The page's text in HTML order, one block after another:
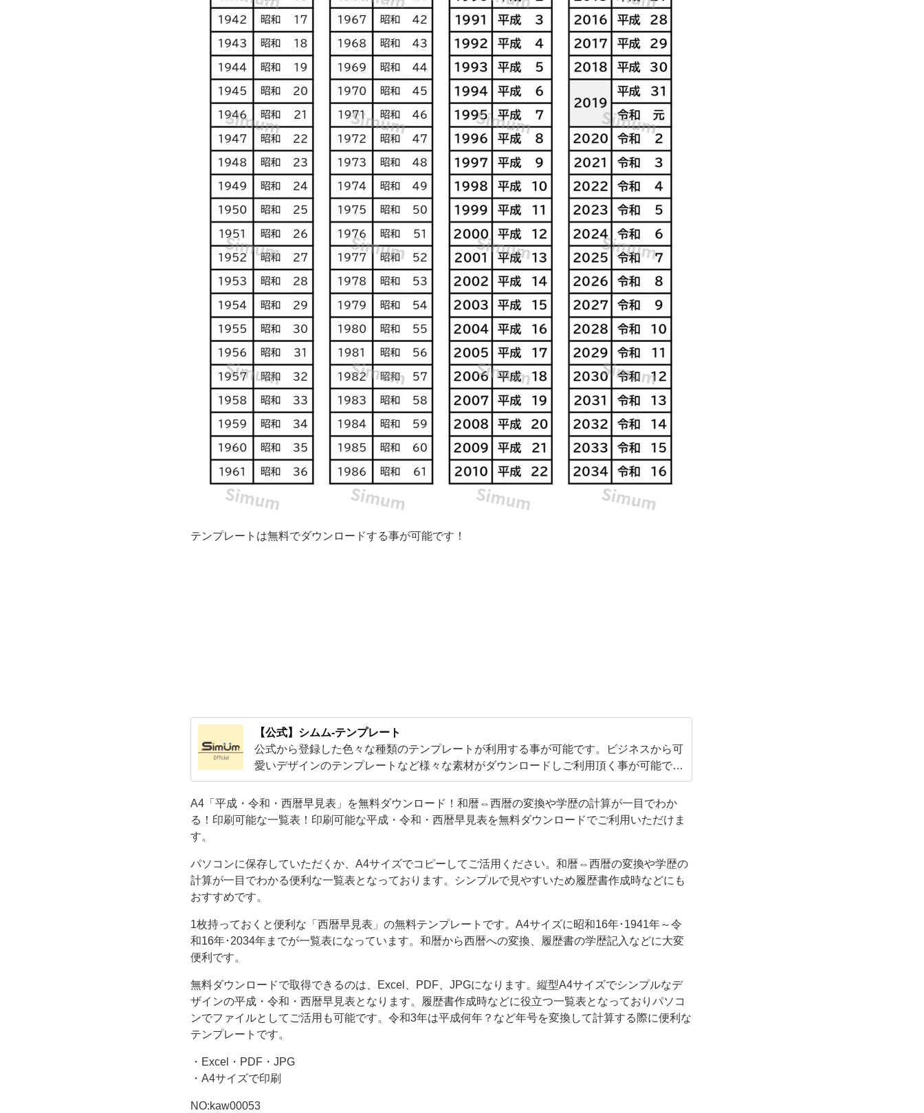
ダ
ウ
ン
ー
ド！
和
暦
西
暦
の
変
換
や
歴
一
目
で
わ
か
る！
印
刷
可
能
な
一
覧
テンプレートは無料でダウンロードする事が可能です！
【公式】シムム-テンプレート
公式から登録した色々な種類のテンプレートが利用する事が可能です。ビジネスから可
愛いデザインのテンプレートなど様々な素材がダウンロードしご利用頂く事が可能で
す！ExcelやWord・PDFとJPGなどA4サイズで気軽に使える素材がメインです。
A4「平成・令和・西暦早見表」を無料ダウンロード！和暦⇔西暦の変換や学歴の計算が一目でわか
る！印刷可能な一覧表！印刷可能な平成・令和・西暦早見表を無料ダウンロードでご利用いただけま
す。
パソコンに保存していただくか、A4サイズでコピーしてご活用ください。和暦⇔西暦の変換や学歴の
計算が一目でわかる便利な一覧表となっております。シンプルで見やすいため履歴書作成時などにも
おすすめです。
1枚持っておくと便利な「西暦早見表」の無料テンプレートです。A4サイズに昭和16年･1941年～令
和16年･2034年までが一覧表になっています。和暦から西暦への変換、履歴書の学歴記入などに大変
便利です。
無料ダウンロードで取得できるのは、Excel、PDF、JPGになります。縦型A4サイズでシンプルなデ
ザインの平成・令和・西暦早見表となります。履歴書作成時などに役立つ一覧表となっておりパソコ
ンでファイルとしてご活用も可能です。令和3年は平成何年？など年号を変換して計算する際に便利な
テンプレートです。
・Excel・PDF・JPG
・A4サイズで印刷
NO:kaw00053